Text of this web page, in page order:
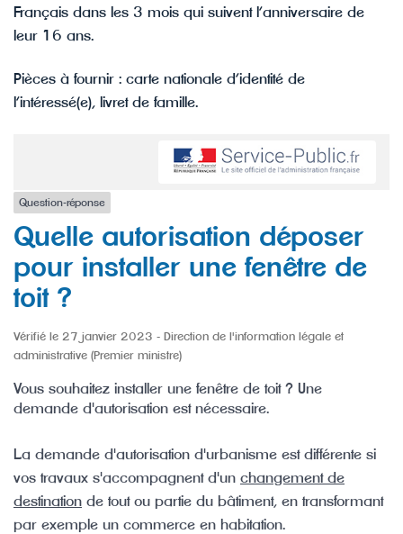
Français dans les 3 mois qui suivent l’anniversaire de
leur 16 ans.
Pièces à fournir : carte nationale d’identité de
l’intéressé(e), livret de famille.
Question-réponse
Quelle autorisation déposer
pour installer une fenêtre de
toit ?
Vérifié le 27 janvier 2023 - Direction de l'information légale et
administrative (Premier ministre)
Vous souhaitez installer une fenêtre de toit ? Une
demande d'autorisation est nécessaire.
La demande d'autorisation d'urbanisme est différente si
vos travaux s'accompagnent d'un changement de
destination de tout ou partie du bâtiment, en transformant
par exemple un commerce en habitation.